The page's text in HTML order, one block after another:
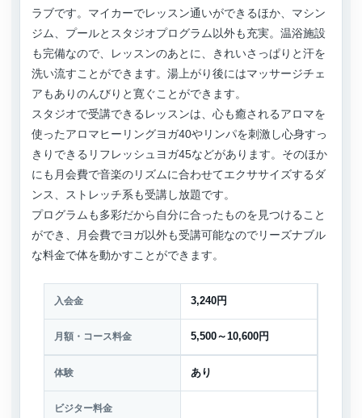
ラブです。マイカーでレッスン通いができるほか、マシン
ジム、プールとスタジオプログラム以外も充実。温浴施設
も完備なので、レッスンのあとに、きれいさっぱりと汗を
洗い流すことができます。湯上がり後にはマッサージチェ
アもありのんびりと寛ぐことができます。
スタジオで受講できるレッスンは、心も癒されるアロマを
使ったアロマヒーリングヨガ40やリンパを刺激し心身すっ
きりできるリフレッシュヨガ45などがあります。そのほか
にも月会費で音楽のリズムに合わせてエクササイズするダ
ンス、ストレッチ系も受講し放題です。
プログラムも多彩だから自分に合ったものを見つけること
ができ、月会費でヨガ以外も受講可能なのでリーズナブル
な料金で体を動かすことができます。
入会金 3,240円
月額・コース料金 5,500～10,600円
体験 あり
ビジター料金